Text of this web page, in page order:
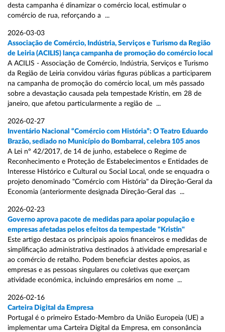
desta campanha é dinamizar o comércio local, estimular o
comércio de rua, reforçando a ...
2026-03-03
Associação de Comércio, Indústria, Serviços e Turismo da Região
de Leiria (ACILIS) lança campanha de promoção do comércio local
A ACILIS - Associação de Comércio, Indústria, Serviços e Turismo
da Região de Leiria convidou várias figuras públicas a participarem
na campanha de promoção do comércio local, um mês passado
sobre a devastação causada pela tempestade Kristin, em 28 de
janeiro, que afetou particularmente a região de ...
2026-02-27
Inventário Nacional “Comércio com História”: O Teatro Eduardo
Brazão, sediado no Município do Bombarral, celebra 105 anos
A Lei nº 42/2017, de 14 de junho, estabelece o Regime de
Reconhecimento e Proteção de Estabelecimentos e Entidades de
Interesse Histórico e Cultural ou Social Local, onde se enquadra o
projeto denominado "Comércio com História" da Direção-Geral da
Economia (anteriormente designada Direção-Geral das ...
2026-02-23
Governo aprova pacote de medidas para apoiar população e
empresas afetadas pelos efeitos da tempestade "Kristin"
Este artigo destaca os principais apoios financeiros e medidas de
simplificação administrativa destinados à atividade empresarial e
ao comércio de retalho. Podem beneficiar destes apoios, as
empresas e as pessoas singulares ou coletivas que exerçam
atividade económica, incluindo empresários em nome ...
2026-02-16
Carteira Digital da Empresa
Portugal é o primeiro Estado-Membro da União Europeia (UE) a
implementar uma Carteira Digital da Empresa, em consonância